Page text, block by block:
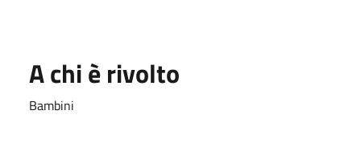
A chi è rivolto
Bambini